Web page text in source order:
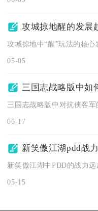
攻城掠地醒的发展
05-05
三国志战略版中如
06-17
新笑傲江湖pdd战
05-15